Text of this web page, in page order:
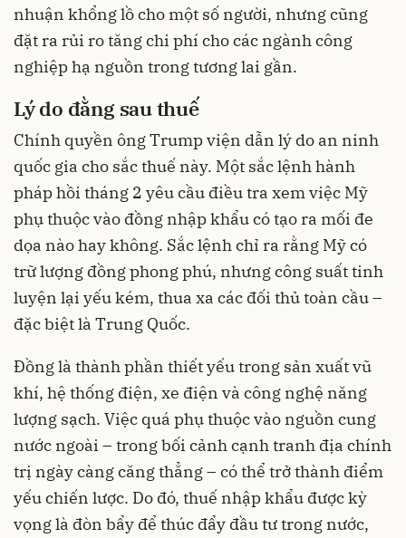
nhuận khổng lồ cho một số người, nhưng cũng
đặt ra rủi ro tăng chi phí cho các ngành công
nghiệp hạ nguồn trong tương lai gần.
Lý do đằng sau thuế
Chính quyền ông Trump viện dẫn lý do an ninh
quốc gia cho sắc thuế này. Một sắc lệnh hành
pháp hồi tháng 2 yêu cầu điều tra xem việc Mỹ
phụ thuộc vào đồng nhập khẩu có tạo ra mối đe
dọa nào hay không. Sắc lệnh chỉ ra rằng Mỹ có
trữ lượng đồng phong phú, nhưng công suất tinh
luyện lại yếu kém, thua xa các đối thủ toàn cầu –
đặc biệt là Trung Quốc.
Đồng là thành phần thiết yếu trong sản xuất vũ
khí, hệ thống điện, xe điện và công nghệ năng
lượng sạch. Việc quá phụ thuộc vào nguồn cung
nước ngoài – trong bối cảnh cạnh tranh địa chính
trị ngày càng căng thẳng – có thể trở thành điểm
yếu chiến lược. Do đó, thuế nhập khẩu được kỳ
vọng là đòn bẩy để thúc đẩy đầu tư trong nước,